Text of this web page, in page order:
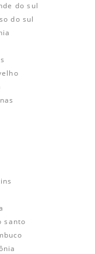
do sul
do sul
santo